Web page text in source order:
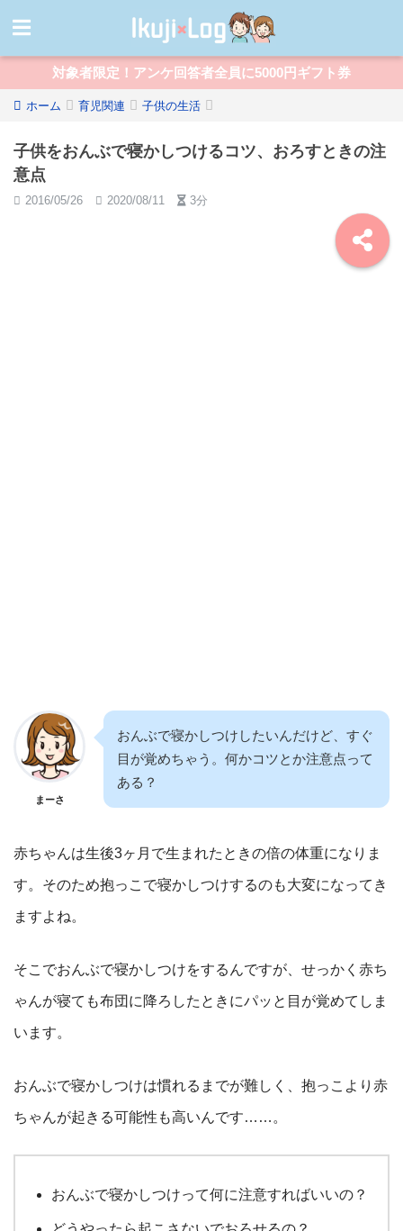
対象者限定！アンケ回答者全員に5000円ギフト券
ホーム 育児関連 子供の生活
子供をおんぶで寝かしつけるコツ、おろすときの注
意点
2016/05/26 2020/08/11 3分
まーさ
おんぶで寝かしつけしたいんだけど、すぐ
目が覚めちゃう。何かコツとか注意点って
ある？
赤ちゃんは生後3ヶ月で生まれたときの倍の体重になりま
す。そのため抱っこで寝かしつけするのも大変になってき
ますよね。
そこでおんぶで寝かしつけをするんですが、せっかく赤ち
ゃんが寝ても布団に降ろしたときにパッと目が覚めてしま
います。
おんぶで寝かしつけは慣れるまでが難しく、抱っこより赤
ちゃんが起きる可能性も高いんです……。
おんぶで寝かしつけって何に注意すればいいの？